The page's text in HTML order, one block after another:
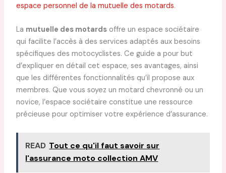
espace personnel de la mutuelle des motards.
La mutuelle des motardsoffre un espace sociétaire
qui facilite l’accès à des services adaptés aux besoins
spécifiques des motocyclistes. Ce guide a pour but
d’expliquer en détail cet espace, ses avantages, ainsi
que les différentes fonctionnalités qu’il propose aux
membres. Que vous soyez un motard chevronné ou un
novice, l’espace sociétaire constitue une ressource
précieuse pour optimiser votre expérience d’assurance.
READ Tout ce qu'il faut savoir sur
l'assurance moto collection AMV